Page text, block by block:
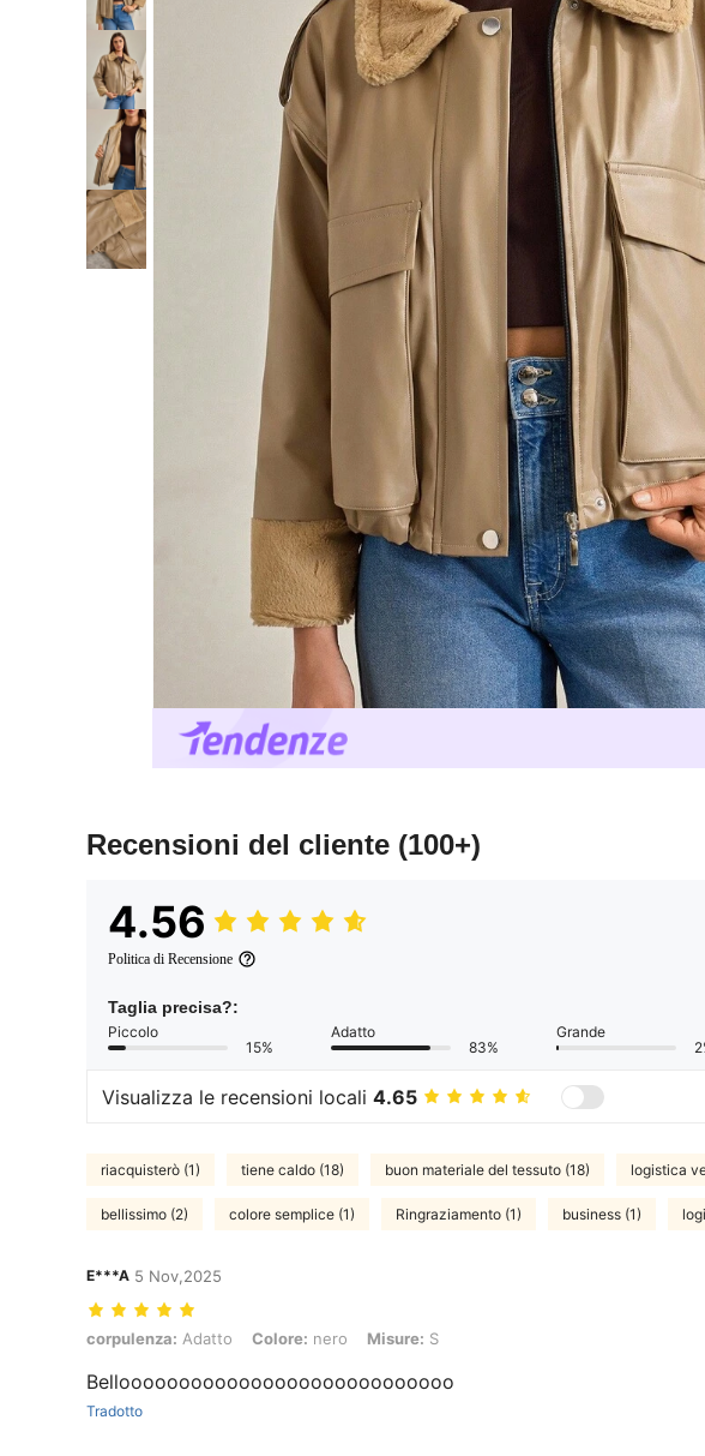
Recensioni del cliente (100+)
4.56
Politica di Recensione
Taglia precisa?:
Piccolo
15%
Adatto
83%
Grande
Visualizza le recensioni locali 4.65
riacquisterò (1) tiene caldo (18) buon materiale del tessuto (18) logistica
bellissimo (2) colore semplice (1) Ringraziamento (1) business (1)
E***A 5 Nov,2025
corpulenza: Adatto, Colore: nero, Misure: S
corpulenza: Adatto Colore: nero Misure: S
Belloooooooooooooooooooooooooooo
Tradotto